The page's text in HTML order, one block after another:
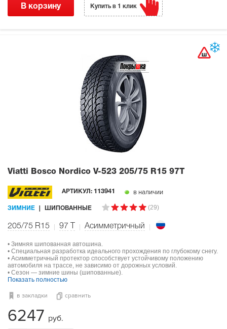
В корзину Купить в 1 клик
Viatti Bosco Nordico V-523 205/75 R15 97T
АРТИКУЛ: 113941 в наличии
ЗИМНИЕ ШИПОВАННЫЕ (29)
205/75 R15 97 Асимметричный
• Зимняя шипованная автошина.
• Специальная разработка идеального прохождения по глубокому снегу.
• Асимметричный протектор способствует устойчивому положению
автомобиля на трассе, не зависимо от дорожных условий.
• Сезон — зимние шины (шипованные).
Показать полностью
в закладки сравнить
6247 руб.